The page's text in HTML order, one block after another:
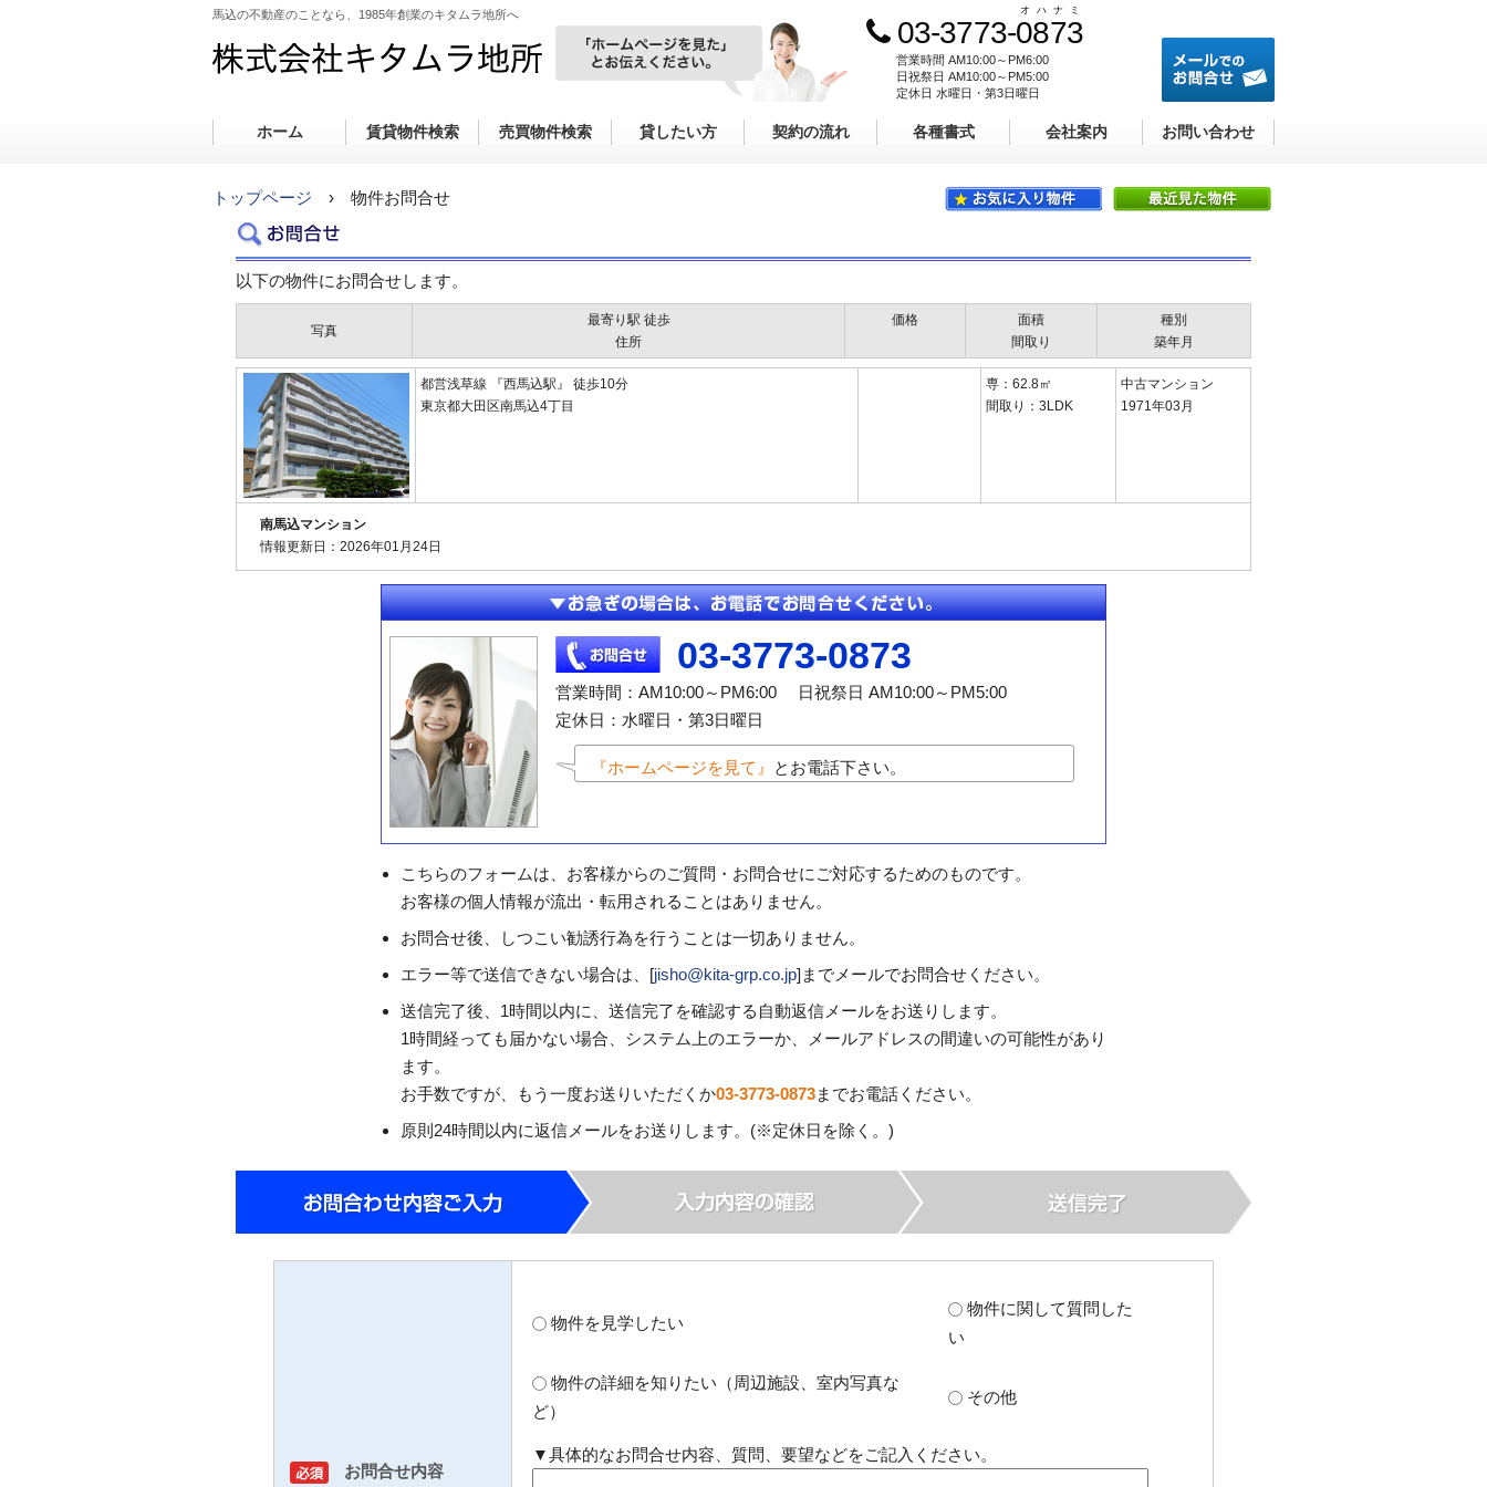
馬込の不動産のことなら、1985年創業のキタムラ地所へ
株式会社キタムラ地所
ホームページを見たとお伝えください
03-3773-0
オ
8
ハ
7
ナ
3
ミ
営業時間 AM10:00～PM6:00
日祝祭日 AM10:00～PM5:00
定休日 水曜日・第3日曜日
ホーム 賃貸物件検索 売買物件検索 貸したい方 契約の流れ 各種書式 会社案内 お問い合わせ
トップページ › 物件お問合せ
以下の物件にお問合せします。
写真
最寄り駅 徒歩
住所
価格
面積
間取り
種別
築年月
都営浅草線 『西馬込駅』 徒歩10分
東京都大田区南馬込4丁目
専：62.8㎡
間取り：3LDK
中古マンション
1971年03月
南馬込マンション
情報更新日：2026年01月24日
03-3773-0873
営業時間：AM10:00～PM6:00 日祝祭日 AM10:00～PM5:00
定休日：水曜日・第3日曜日
『ホームページを見て』 とお電話下さい。
こちらのフォームは、お客様からのご質問・お問合せにご対応するためのものです。
お客様の個人情報が流出・転用されることはありません。
お問合せ後、しつこい勧誘行為を行うことは一切ありません。
エラー等で送信できない場合は、[jisho@kita-grp.co.jp]までメールでお問合せください。
送信完了後、1時間以内に、送信完了を確認する自動返信メールをお送りします。
1時間経っても届かない場合、システム上のエラーか、メールアドレスの間違いの可能性があり
ます。
お手数ですが、もう一度お送りいただくか03-3773-0873までお電話ください。
原則24時間以内に返信メールをお送りします。(※定休日を除く。)
お問合せ内容
物件を見学したい
物件に関して質問した
い
物件の詳細を知りたい（周辺施設、室内写真な
ど）
その他
▼具体的なお問合せ内容、質問、要望などをご記入ください。